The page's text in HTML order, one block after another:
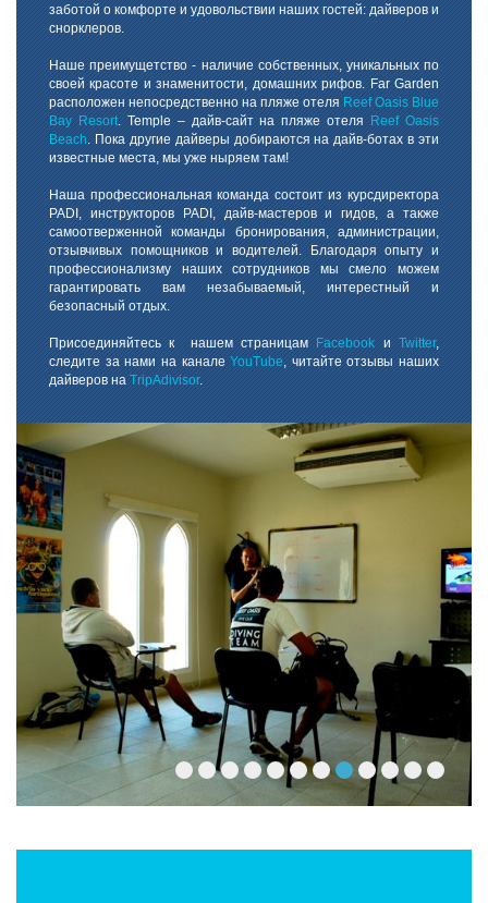
заботой о комфорте и удовольствии наших гостей: дайверов и
снорклеров.
Наше преимущетство - наличие собственных, уникальных по
своей красоте и знаменитости, домашних рифов. Far Garden
расположен непосредственно на пляже отеля Reef Oasis Blue
Bay Resort. Temple – дайв-сайт на пляже отеля
Reef Oasis
Beach. Пока другие дайверы добираются на дайв-ботах в эти
известные места, мы уже ныряем там!
Наша профессиональная команда состоит из курсдиректора
PADI, инструкторов PADI, дайв-мастеров и гидов, а также
самоотверженной команды бронирования, администрации,
отзывчивых помощников и водителей. Благодаря опыту и
профессионализму наших сотрудников мы смело можем
гарантировать вам незабываемый, интерестный и
безопасный отдых.
Присоединяйтесь к нашем страницам Facebook иTwitter,
следите за нами на каналеYouTubе, читайте отзывы наших
дайверов на TripAdivisor.